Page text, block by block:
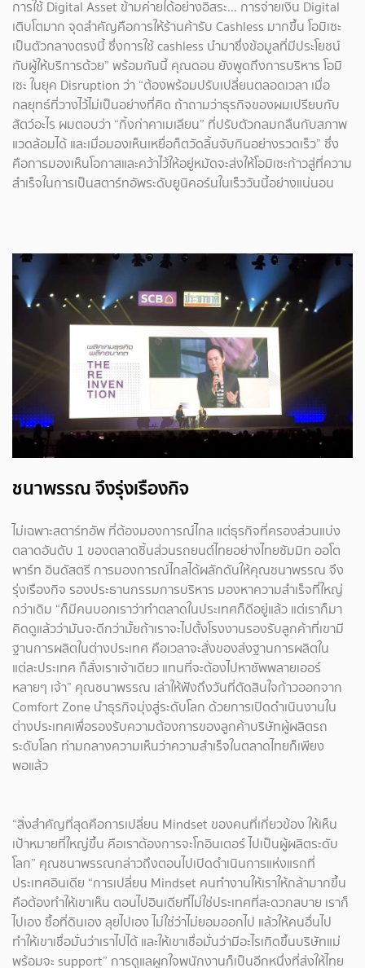
การใช้ Digital Asset ข้ามค่ายได้อย่างอิสระ... การจ่ายเงิน Digital
เติบโตมาก จุดสำคัญคือการให้ร้านค้ารับ Cashless มากขึ้น โอมิเซะ
เป็นตัวกลางตรงนี้ ซึ่งการใช้ cashless นำมาซึ่งข้อมูลที่มีประโยชน์
กับผู้ให้บริการด้วย” พร้อมกันนี้ คุณดอน ยังพูดถึงการบริหาร โอมิ
เซะ ในยุค Disruption ว่า “ต้องพร้อมปรับเปลี่ยนตลอดเวลา เมื่อ
กลยุทธ์ที่วางไว้ไม่เป็นอย่างที่คิด ถ้าถามว่าธุรกิจของผมเปรียบกับ
สัตว์อะไร ผมตอบว่า “กิ้งก่าคาเมเลียน” ที่ปรับตัวกลมกลืนกับสภาพ
แวดล้อมได้ และเมื่อมองเห็นเหยื่อก็ตวัดลิ้นจับกินอย่างรวดเร็ว” ซึ่ง
คือการมองเห็นโอกาสและคว้าไว้ให้อยู่หมัดจะส่งให้โอมิเซะก้าวสู่ที่ความ
สำเร็จในการเป็นสตาร์ทอัพระดับยูนิคอร์นในเร็ววันนี้อย่างแน่นอน
ชนาพรรณ จึงรุ่งเรืองกิจ
ไม่เฉพาะสตาร์ทอัพ ที่ต้องมองการณ์ไกล แต่ธุรกิจที่ครองส่วนแบ่ง
ตลาดอันดับ 1 ของตลาดชิ้นส่วนรถยนต์ไทยอย่างไทยซัมมิท ออโต
พาร์ท อินดัสตรี การมองการณ์ไกลได้ผลักดันให้คุณชนาพรรณ จึง
รุ่งเรืองกิจ รองประธานกรรมการบริหาร มองหาความสำเร็จที่ใหญ่
กว่าเดิม “ก็มีคนบอกเราว่าทำตลาดในประเทศก็ดีอยู่แล้ว แต่เราก็มา
คิดดูแล้วว่ามันจะดีกว่ามั้ยถ้าเราจะไปตั้งโรงงานรองรับลูกค้าที่เขามี
ฐานการผลิตในต่างประเทศ คือเวลาจะสั่งของส่งฐานการผลิตใน
แต่ละประเทศ ก็สั่งเราเจ้าเดียว แทนที่จะต้องไปหาซัพพลายเออร์
หลายๆ เจ้า” คุณชนาพรรณ เล่าให้ฟังถึงวันที่ตัดสินใจก้าวออกจาก
Comfort Zone นำธุรกิจมุ่งสู่ระดับโลก ด้วยการเปิดดำเนินงานใน
ต่างประเทศเพื่อรองรับความต้องการของลูกค้าบริษัทผู้ผลิตรถ
ระดับโลก ท่ามกลางความเห็นว่าความสำเร็จในตลาดไทยก็เพียง
พอแล้ว
“สิ่งสำคัญที่สุดคือการเปลี่ยน Mindset ของคนที่เกี่ยวข้อง ให้เห็น
เป้าหมายที่ใหญ่ขึ้น คือเราต้องการจะโกอินเตอร์ ไปเป็นผู้ผลิตระดับ
โลก” คุณชนาพรรณกล่าวถึงตอนไปเปิดดำเนินการแห่งแรกที่
ประเทศอินเดีย “การเปลี่ยน Mindset คนทำงานให้เราให้กล้ามากขึ้น
คือต้องทำให้เขาเห็น ตอนไปอินเดียที่ไม่ใช่ประเทศที่สะดวกสบาย เราก็
ไปเอง ซื้อที่ดินเอง ลุยไปเอง ไม่ใช่ว่าไม่ยอมออกไป แล้วให้คนอื่นไป
ทำให้เขาเชื่อมั่นว่าเราไปได้ และให้เขาเชื่อมั่นว่ามีอะไรเกิดขึ้นบริษัทแม่
พร้อมจะ support” การดูแลผูกใจพนักงานก็เป็นอีกหนึ่งที่ส่งให้ไทย